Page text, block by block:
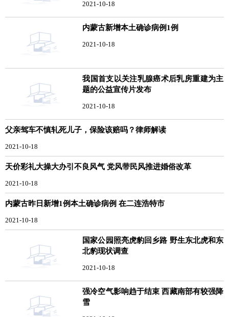
2021-10-18
内蒙古新增本土确诊病例1例
2021-10-18
我国首支以关注乳腺癌术后乳房重建为主
题的公益宣传片发布
2021-10-18
父亲驾车不慎轧死儿子，保险该赔吗？律师解读
2021-10-18
天价彩礼大操大办引不良风气 党风带民风推进婚俗改革
2021-10-18
内蒙古昨日新增1例本土确诊病例 在二连浩特市
2021-10-18
国家公园照亮虎豹回乡路 野生东北虎和东
北豹现状调查
2021-10-18
强冷空气影响趋于结束 西藏南部有较强降
雪